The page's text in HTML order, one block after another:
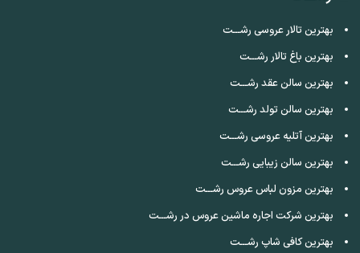
بهترین تالار عروسی رشـــت
بهترین باغ تالار رشـــت
بهترین سالن عقد رشـــت
بهترین سالن تولد رشـــت
بهترین آتلیه عروسی رشـــت
بهترین سالن زیبایی رشـــت
بهترین مزون لباس عروس رشـــت
بهترین شرکت اجاره ماشین عروس در رشـــت
بهترین کافی شاپ رشـــت